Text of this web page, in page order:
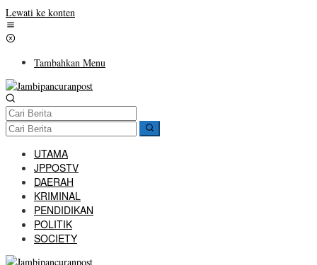
Lewati ke konten
Tambahkan Menu
UTAMA
JPPOSTV
DAERAH
KRIMINAL
PENDIDIKAN
POLITIK
SOCIETY